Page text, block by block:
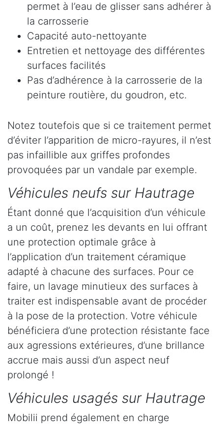
permet à l’eau de glisser sans adhérer à
la carrosserie
Capacité auto-nettoyante
Entretien et nettoyage des différentes
surfaces facilités
Pas d’adhérence à la carrosserie de la
peinture routière, du goudron, etc.
Notez toutefois que si ce traitement permet
d’éviter l’apparition de micro-rayures, il n’est
pas infaillible aux griffes profondes
provoquées par un vandale par exemple.
Véhicules neufs sur Hautrage
Étant donné que l’acquisition d’un véhicule
a un coût, prenez les devants en lui offrant
une protection optimale grâce à
l’application d’un traitement céramique
adapté à chacune des surfaces. Pour ce
faire, un lavage minutieux des surfaces à
traiter est indispensable avant de procéder
à la pose de la protection. Votre véhicule
bénéficiera d’une protection résistante face
aux agressions extérieures, d’une brillance
accrue mais aussi d’un aspect neuf
prolongé !
Véhicules usagés sur Hautrage
Mobilii prend également en charge